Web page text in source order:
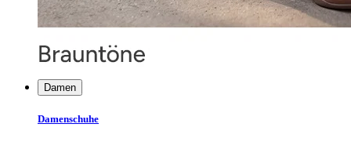
Damen
Damenschuhe